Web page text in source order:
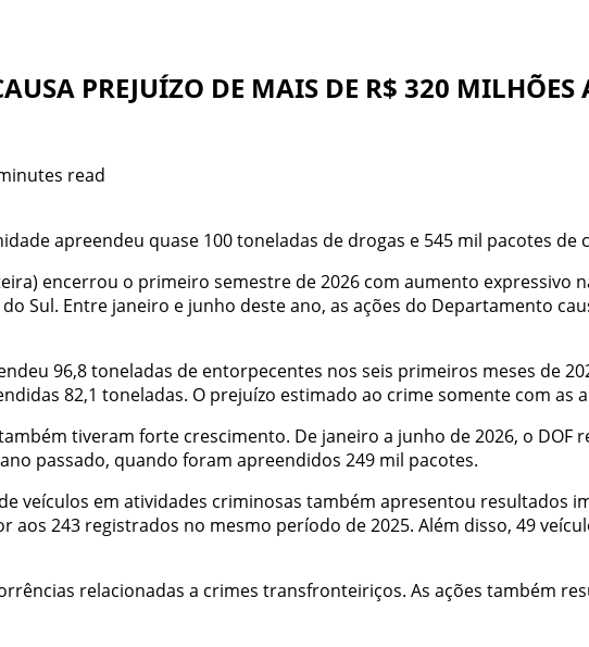
PREJUÍZO DE MAIS DE R$ 320
read
apreendeu quase 100 toneladas de drogas e 545 mil pacotes
encerrou o primeiro semestre de 2026 com aumento expressivo
Sul. Entre janeiro e junho deste ano, as ações do Departamento
96,8 toneladas de entorpecentes nos seis primeiros meses de
82,1 toneladas. O prejuízo estimado ao crime somente com as
tiveram forte crescimento. De janeiro a junho de 2026, o
passado, quando foram apreendidos 249 mil pacotes.
veículos em atividades criminosas também apresentou resultados
aos 243 registrados no mesmo período de 2025. Além disso, 49
relacionadas a crimes transfronteiriços. As ações também